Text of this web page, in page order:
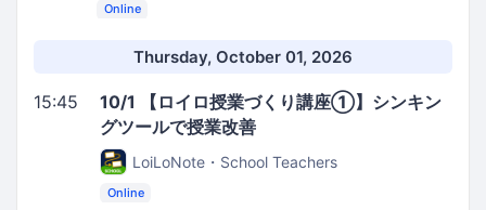
Online
Thursday, October 01, 2026
15:45
10/1 【ロイロ授業づくり講座①】シンキン
グツールで授業改善
LoiLoNote・School Teachers
Online